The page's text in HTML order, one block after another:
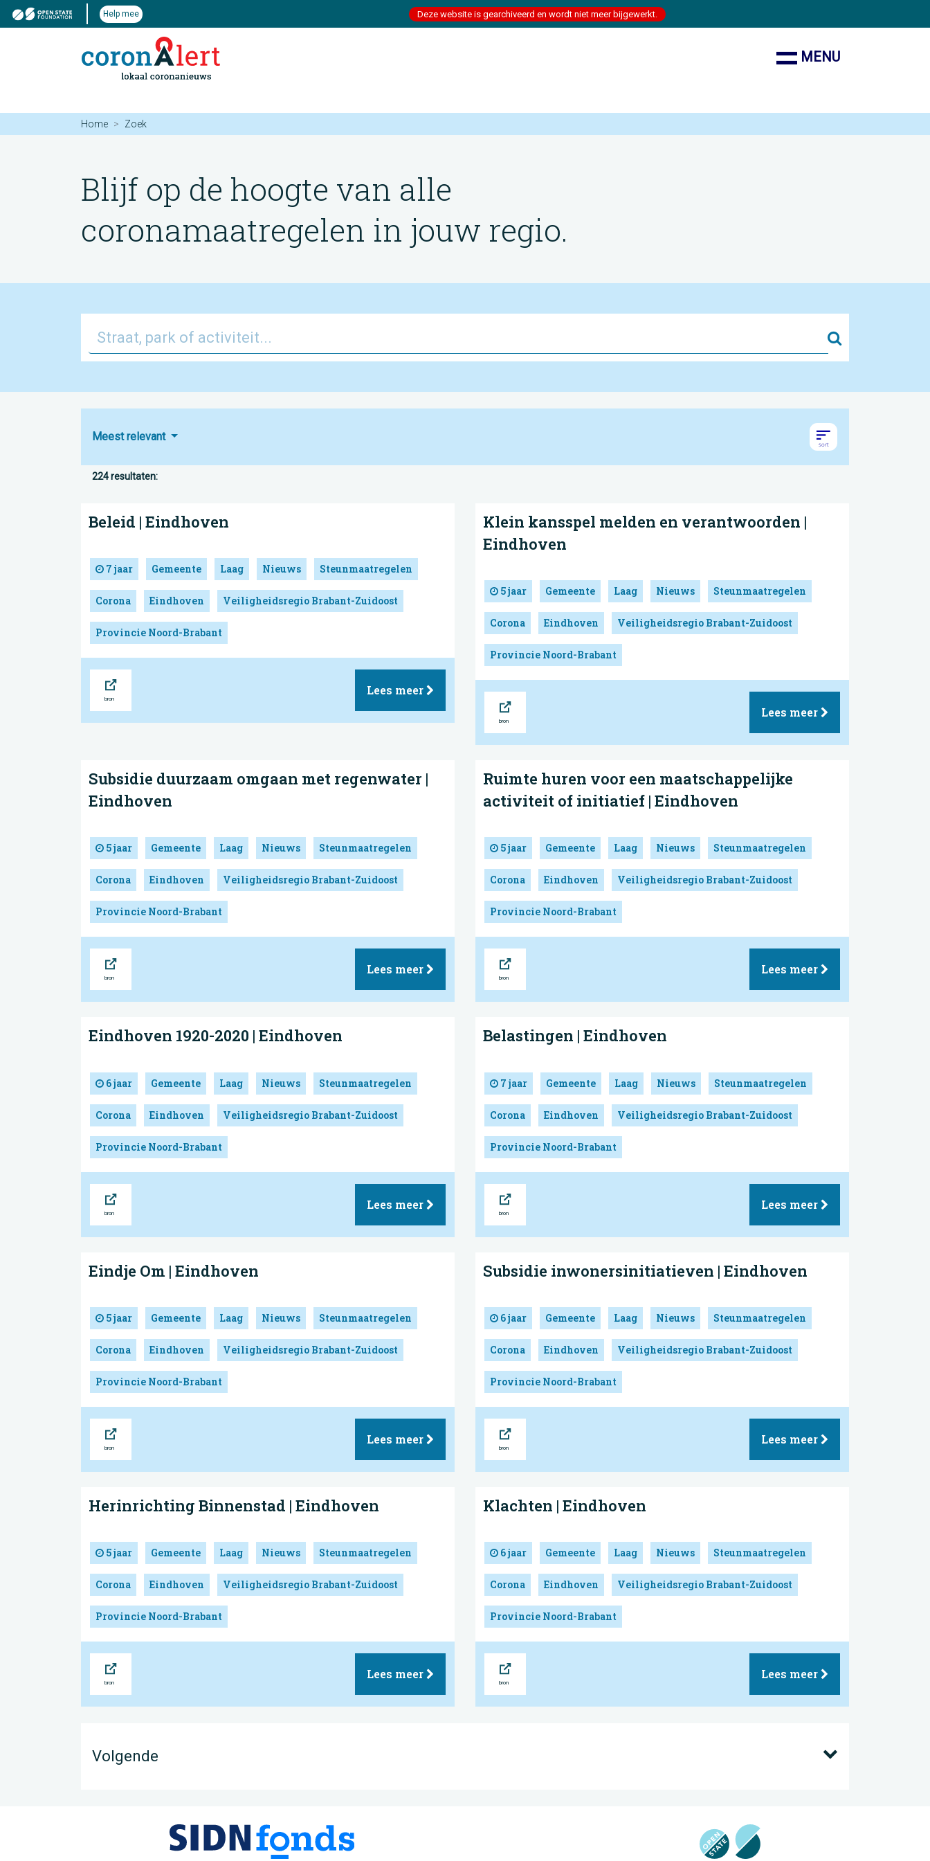
Help mee Deze website is gearchiveerd en wordt niet meer bijgewerkt.
MENU
Home Zoek
Blijf op de hoogte van alle
coronamaatregelen in jouw regio.
Zoek
Meest relevant
224 resultaten:
Beleid | Eindhoven
7 jaar Gemeente Laag Nieuws Steunmaatregelen
Corona Eindhoven Veiligheidsregio Brabant-Zuidoost
Provincie Noord-Brabant
Lees meer
Klein kansspel melden en verantwoorden |
Eindhoven
5 jaar Gemeente Laag Nieuws Steunmaatregelen
Corona Eindhoven Veiligheidsregio Brabant-Zuidoost
Provincie Noord-Brabant
Lees meer
Subsidie duurzaam omgaan met regenwater |
Eindhoven
5 jaar Gemeente Laag Nieuws Steunmaatregelen
Corona Eindhoven Veiligheidsregio Brabant-Zuidoost
Provincie Noord-Brabant
Lees meer
Ruimte huren voor een maatschappelijke
activiteit of initiatief | Eindhoven
5 jaar Gemeente Laag Nieuws Steunmaatregelen
Corona Eindhoven Veiligheidsregio Brabant-Zuidoost
Provincie Noord-Brabant
Lees meer
Eindhoven 1920-2020 | Eindhoven
6 jaar Gemeente Laag Nieuws Steunmaatregelen
Corona Eindhoven Veiligheidsregio Brabant-Zuidoost
Provincie Noord-Brabant
Lees meer
Belastingen | Eindhoven
7 jaar Gemeente Laag Nieuws Steunmaatregelen
Corona Eindhoven Veiligheidsregio Brabant-Zuidoost
Provincie Noord-Brabant
Lees meer
Eindje Om | Eindhoven
5 jaar Gemeente Laag Nieuws Steunmaatregelen
Corona Eindhoven Veiligheidsregio Brabant-Zuidoost
Provincie Noord-Brabant
Lees meer
Subsidie inwonersinitiatieven | Eindhoven
6 jaar Gemeente Laag Nieuws Steunmaatregelen
Corona Eindhoven Veiligheidsregio Brabant-Zuidoost
Provincie Noord-Brabant
Lees meer
Herinrichting Binnenstad | Eindhoven
5 jaar Gemeente Laag Nieuws Steunmaatregelen
Corona Eindhoven Veiligheidsregio Brabant-Zuidoost
Provincie Noord-Brabant
Lees meer
Klachten | Eindhoven
6 jaar Gemeente Laag Nieuws Steunmaatregelen
Corona Eindhoven Veiligheidsregio Brabant-Zuidoost
Provincie Noord-Brabant
Lees meer
Volgende